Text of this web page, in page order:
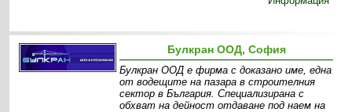
Булкран ООД, София
Булкран ООД е фирма с доказано име, една
от водещите на пазара в строителния
сектор в България. Специализирана с
обхват на дейност отдаване под наем на